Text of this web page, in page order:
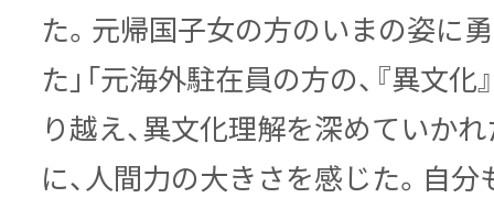
た。元帰国子女の方のいまの姿に
た」「元海外駐在員の方の、『異文化
り越え、異文化理解を深めていか
に、人間力の大きさを感じた。自